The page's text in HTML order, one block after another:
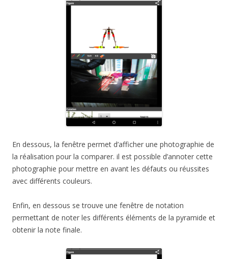
En dessous, la fenêtre permet d’afficher une photographie de
la réalisation pour la comparer. il est possible d’annoter cette
photographie pour mettre en avant les défauts ou réussites
avec différents couleurs.
Enfin, en dessous se trouve une fenêtre de notation
permettant de noter les différents éléments de la pyramide et
obtenir la note finale.